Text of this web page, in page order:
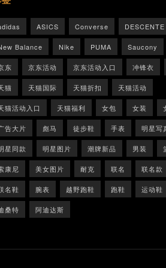
ASICS Converse DESCENTE
Balance Nike PUMA Saucony
东 京东活动 京东活动入口 冲锋衣
猫 天猫国际 天猫折扣 天猫活动
猫活动入口 天猫福利 女包 女装
告大片 彪马 徒步鞋 手表 明星写
星同款 明星图片 潮牌新品 男装
康尼 美女图片 耐克 联名 联名款
名鞋 腕表 越野跑鞋 跑鞋 运动鞋
桑特 阿迪达斯